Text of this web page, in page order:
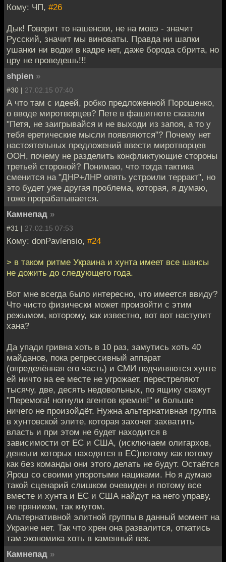
Кому: ЧП, #26
Дык! Говорит то нашенски, не на мовэ - значит
Русский, значит мы виноваты. Правда ни шапки
ушанки ни водки в кадре нет, даже борода сбрита, но
цру не проведешь!!!
shpien »
#30 | 27.02.15 07:40
А что там с идеей, робко предложенной Порошенко,
о вводе миротворцев? Пете в фашигноте сказали
"Петя, не заигрывайся и не выходи из запоя, а то у
тебя еретические мысли появляются"? Почему нет
настоятельных предложений ввести миротворцев
ООН, почему не разделить конфликтующие стороны
третьей стороной? Понимаю, что тогда тактика
сменится на "ДНР+ЛНР опять устроили терракт", но
это будет уже другая проблема, которая, я думаю,
тоже прорабатывается.
Камнепад »
#31 | 27.02.15 07:53
Кому: donPavlensio, #24
> в таком ритме Украина и хунта имеет все шансы
не дожить до следующего года.
Вот мне всегда было интересно, что имеется ввиду?
Что чисто физически может произойти с этим
режымом, которому, как известно, вот вот наступит
хана?
Да упади гривна хоть в 10 раз, замутись хоть 40
майданов, пока репрессивный аппарат
(определённая его часть) и СМИ подчиняются хунте
ей ничто на ее месте не угрожает. перестреляют
тысячу, две, десять недовольных, по ящику скажут
"Перемога! ногнули агентов кремля!" и больше
ничего не произойдёт. Нужна альтернативная группа
в хунтовской элите, которая захочет захватить
власть и при этом не будет находится в
зависимости от ЕС и США, (исключаем олигархов,
денеьги которых находятся в ЕС)потому как потому
как без команды они этого делать не будут. Остаётся
Ярош со своими упоротыми нациками. Но я думаю
такой сценарий слишком очевиден и потому все
вместе и хунта и ЕС и США найдут на него управу,
не пряником, так кнутом.
Альтернативной элитной группы в данный момент на
Украине нет. Так что хрен она развалится, откатись
там экономика хоть в каменный век.
Камнепад »